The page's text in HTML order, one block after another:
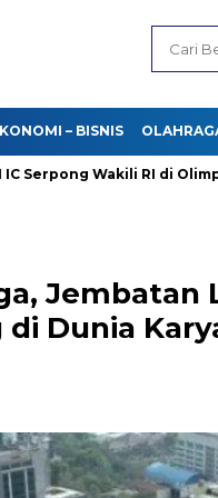
– BISNIS
Wakili RI di Olimpiade
Jembatan
Dunia